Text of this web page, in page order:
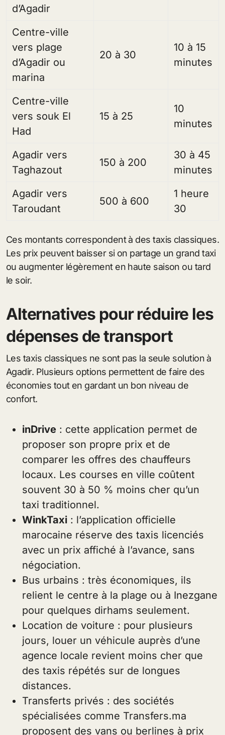
d’Agadir
Centre-ville
vers plage
d’Agadir ou
marina
20 à 30
10 à 15
minutes
Centre-ville
vers souk El
Had
15 à 25
10
minutes
Agadir vers
Taghazout
150 à 200
30 à 45
minutes
Agadir vers
Taroudant
500 à 600
1 heure
30
Ces montants correspondent à des taxis classiques.
Les prix peuvent baisser si on partage un grand taxi
ou augmenter légèrement en haute saison ou tard
le soir.
Alternatives pour réduire les
dépenses de transport
Les taxis classiques ne sont pas la seule solution à
Agadir. Plusieurs options permettent de faire des
économies tout en gardant un bon niveau de
confort.
inDrive : cette application permet de
proposer son propre prix et de
comparer les offres des chauffeurs
locaux. Les courses en ville coûtent
souvent 30 à 50 % moins cher qu’un
taxi traditionnel.
WinkTaxi : l’application officielle
marocaine réserve des taxis licenciés
avec un prix affiché à l’avance, sans
négociation.
Bus urbains : très économiques, ils
relient le centre à la plage ou à Inezgane
pour quelques dirhams seulement.
Location de voiture : pour plusieurs
jours, louer un véhicule auprès d’une
agence locale revient moins cher que
des taxis répétés sur de longues
distances.
Transferts privés : des sociétés
spécialisées comme Transfers.ma
proposent des vans ou berlines à prix